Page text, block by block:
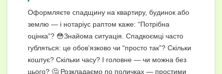
Оформляєте спадщину на квартиру, будинок або
землю — і нотаріус раптом каже: “Потрібна
оцінка”? 😳Знайома ситуація. Спадкоємці часто
губляться: це обов’язково чи “просто так”? Скільки
коштує? Скільки часу? І головне — чи можна без
цього? 🤔 Розкладаємо по поличках — простими